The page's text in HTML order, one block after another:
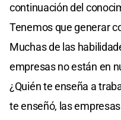
continuación del
Tenemos que generar
Muchas de las
empresas no están en
¿Quién te enseña a
te enseñó, las